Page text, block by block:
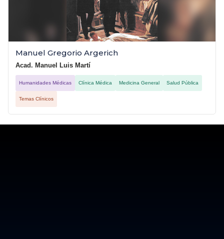
Manuel Gregorio Argerich
Acad. Manuel Luis Martí
Humanidades Médicas Clínica Médica Medicina General Salud Pública
Temas Clínicos